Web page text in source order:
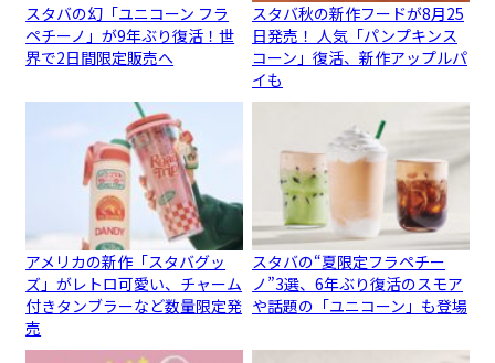
スタバの幻「ユニコーン フラ
ペチーノ」が9年ぶり復活！世
界で2日間限定販売へ
スタバ秋の新作フードが8月25
日発売！ 人気「パンプキンス
コーン」復活、新作アップルパ
イも
アメリカの新作「スタバグッ
ズ」がレトロ可愛い、チャーム
付きタンブラーなど数量限定発
売
スタバの“夏限定フラペチー
ノ”3選、6年ぶり復活のスモア
や話題の「ユニコーン」も登場